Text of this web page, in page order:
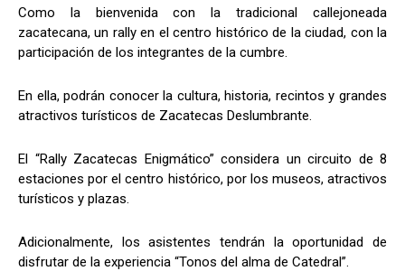
Como la bienvenida con la tradicional callejoneada
zacatecana, un rally en el centro histórico de la ciudad, con la
participación de los integrantes de la cumbre.
En ella, podrán conocer la cultura, historia, recintos y grandes
atractivos turísticos de Zacatecas Deslumbrante.
El “Rally Zacatecas Enigmático” considera un circuito de 8
estaciones por el centro histórico, por los museos, atractivos
turísticos y plazas.
Adicionalmente, los asistentes tendrán la oportunidad de
disfrutar de la experiencia “Tonos del alma de Catedral”.